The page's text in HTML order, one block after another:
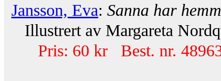
Jansson, Eva: Sanna har
Illustrert av Margareta
Pris: 60 kr Best. nr.